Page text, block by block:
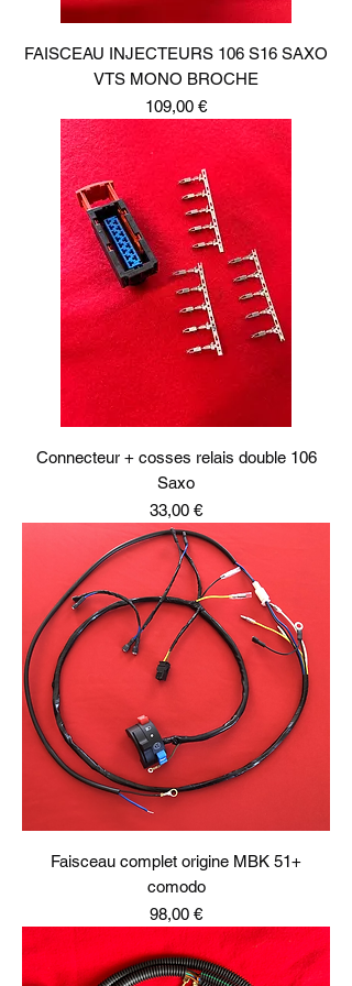
FAISCEAU INJECTEURS 106 S16 SAXO
VTS MONO BROCHE
Prix
109,00 €
Connecteur + cosses relais double 106
Saxo
Prix
33,00 €
Faisceau complet origine MBK 51+
comodo
Prix
98,00 €